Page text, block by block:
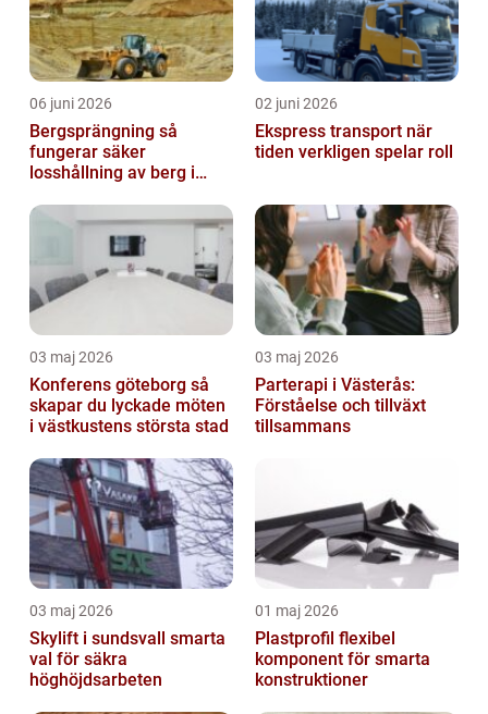
06 juni 2026
Bergsprängning så
fungerar säker
losshållning av berg i
02 juni 2026
Ekspress transport när
tiden verkligen spelar roll
03 maj 2026
Konferens göteborg så
skapar du lyckade möten
i västkustens största stad
03 maj 2026
Parterapi i Västerås:
Förståelse och tillväxt
tillsammans
03 maj 2026
Skylift i sundsvall smarta
val för säkra
höghöjdsarbeten
01 maj 2026
Plastprofil flexibel
komponent för smarta
konstruktioner